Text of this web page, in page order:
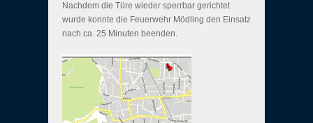
Nachdem die Türe wieder sperrbar gerichtet
wurde konnte die Feuerwehr Mödling den Einsatz
nach ca. 25 Minuten beenden.